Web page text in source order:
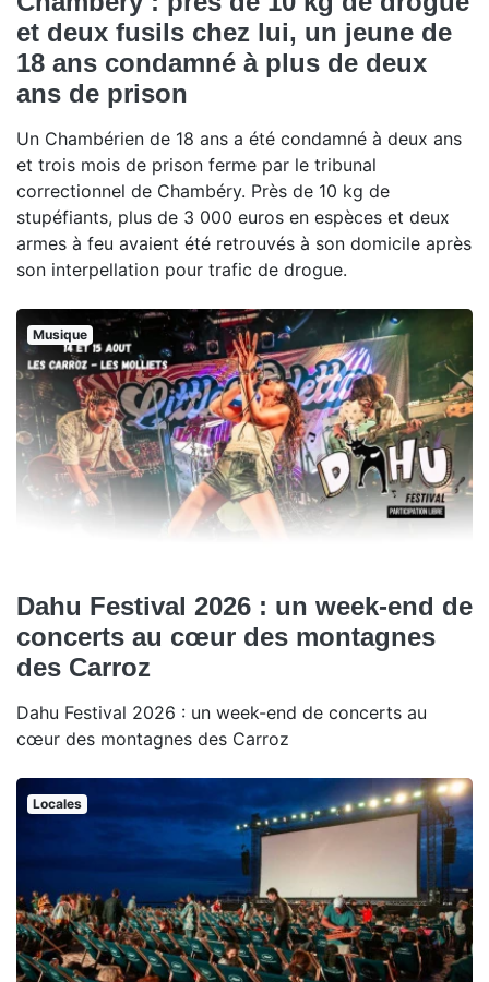
et deux fusils chez lui, un jeune de
18 ans condamné à plus de deux
ans de prison
Un Chambérien de 18 ans a été condamné à deux ans
et trois mois de prison ferme par le tribunal
correctionnel de Chambéry. Près de 10 kg de
stupéfiants, plus de 3 000 euros en espèces et deux
armes à feu avaient été retrouvés à son domicile après
son interpellation pour trafic de drogue.
Musique
Dahu Festival 2026 : un week-end de
concerts au cœur des montagnes
des Carroz
Dahu Festival 2026 : un week-end de concerts au
cœur des montagnes des Carroz
Locales